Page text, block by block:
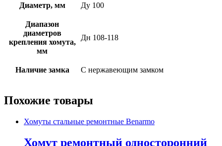
Диаметр, мм Ду 100
Диапазон
диаметров
крепления хомута,
мм
Дн 108-118
Наличие замка С нержавеющим замком
Похожие товары
Хомуты стальные ремонтные Benarmo
Хомут ремонтный односторонний